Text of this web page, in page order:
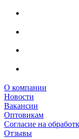
О компании
Новости
Вакансии
Оптовикам
Cогласие на
Отзывы